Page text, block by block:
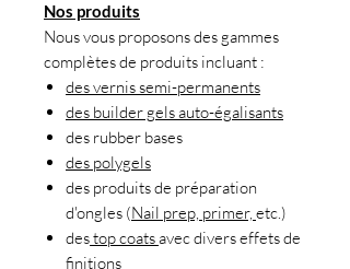
Nos produits
Nous vous proposons des gammes
complètes de produits incluant :
des vernis semi-permanents
des builder gels auto-égalisants
des rubber bases
des polygels
des produits de préparation
d'ongles (Nail prep, primer, etc.)
destop coatsavec divers effets de
finitions